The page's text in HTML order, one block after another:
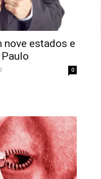
nove estados e
0